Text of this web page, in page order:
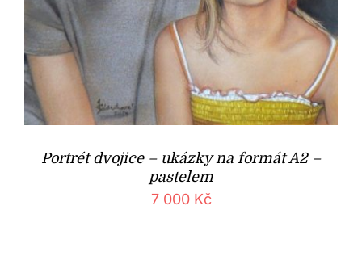
Portrét dvojice – ukázky na formát A2 –
pastelem
7 000 Kč